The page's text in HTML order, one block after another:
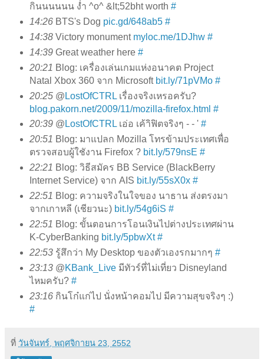
กินนนนนน ง่ำ ^o^ &lt;52bht worth #
14:26BTS's Dog pic.gd/648ab5 #
14:38Victory monument myloc.me/1DJhw #
14:39Great weather here #
20:21 Blog: เครื่องเล่นเกมแห่งอนาคต Project
Natal Xbox 360 จาก Microsoft bit.ly/71pVMo #
20:25@ LostOfCTRLเรื่องจริงเหรอครับ?
blog.pakorn.net/2009/11/mozilla-firefox.html #
20:39@LostOfCTRLเอ่อ เค้าิฟิตจริงๆ - - ' #
20:51 Blog: มาแปลก Mozilla โทรข้ามประเทศเพื่อ
ตรวจสอบผู้ใชังาน Firefox ? bit.ly/579nsE #
22:21 Blog: วิธีสมัคร BB Service (BlackBerry
Internet Service) จาก AIS bit.ly/55sX0x #
22:51 Blog: ความจริงในใจของ นาธาน ส่งตรงมา
จากเกาหลี (เชียวนะ) bit.ly/54g6iS #
22:51 Blog: ขั้นตอนการโอนเงินไปต่างประเทศผ่าน
K-CyberBanking bit.ly/5pbwXt #
22:53รู้สึกว่า My Desktop ของตัวเองรกมากๆ #
23:13@KBank_Liveมีทัวร์ที่ไม่เที่ยว Disneyland
ไหมครับ? #
23:16กินโก๋แก่ไป นั่งหน้าคอมไป มีความสุขจริงๆ :)
#
ที่ วันจันทร์, พฤศจิกายน 23, 2552